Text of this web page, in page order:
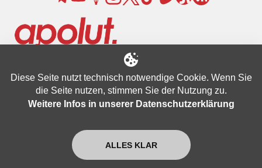
Newsletter
Datenschutzbestimmungen
Diese Seite nutzt technisch notwendige Cookie. Wenn Sie
die Seite nutzen, stimmen Sie der Nutzung zu.
Weitere Infos in unserer Datenschutzerklärung
ALLES KLAR